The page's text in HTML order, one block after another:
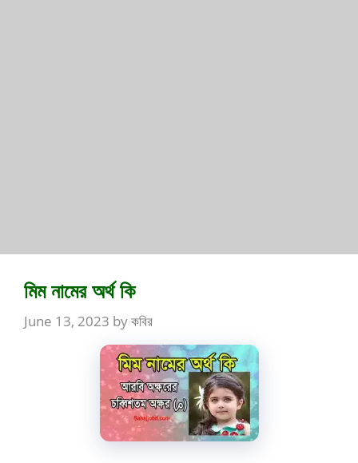
মিম নামের অর্থ কি
June 13, 2023 byকবির